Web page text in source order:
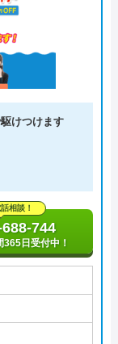
けつけます
相談！
744
日受付中！